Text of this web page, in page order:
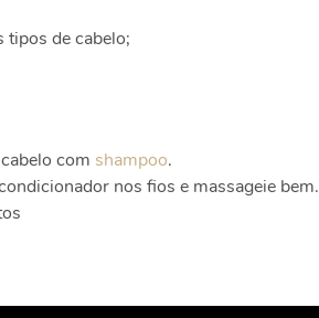
tipos de cabelo;
com shampoo.
nos fios e massageie bem.